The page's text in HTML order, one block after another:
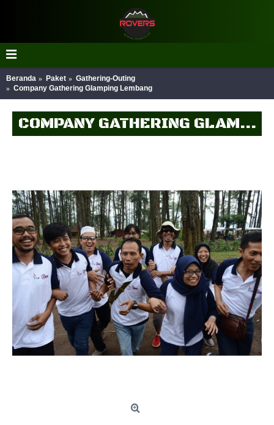
Beranda Paket
Gathering-Outing
Company Gathering Glamping Lembang
COMPANY GATHERING GLAMPING LEMBANG